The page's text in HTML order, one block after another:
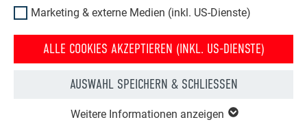
Marketing & externe Medien (inkl. US-Dienste)
ALLE COOKIES AKZEPTIEREN (INKL. US-DIENSTE)
AUSWAHL SPEICHERN & SCHLIESSEN
Weitere Informationen anzeigen
Vollschalung (mind. 24 mm stark)